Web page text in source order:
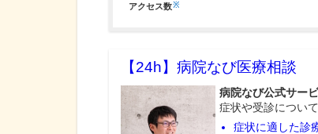
アクセス数※
【24h】 病院なび医療相談
病院なび公式サー
症状や受診につい
症状に適した診